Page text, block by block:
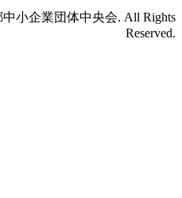
小企業団体中央会. All Rights
Reserved.